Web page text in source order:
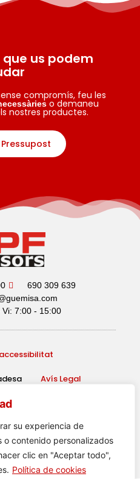
su experiencia de
o contenido personalizados
clic en "Aceptar todo",
Política de cookies
us podem
compromís, feu les
o demaneu
nostres productes.
690 309 639
Vi: 7:00 - 15:00
Avís Legal
web
amb ♥️ per Artic